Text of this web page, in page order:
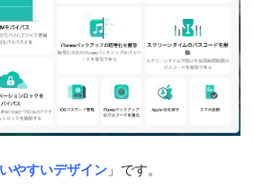
やすいデザイン 」です。